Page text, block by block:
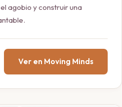
agobio y construir una
Ver en Moving Minds